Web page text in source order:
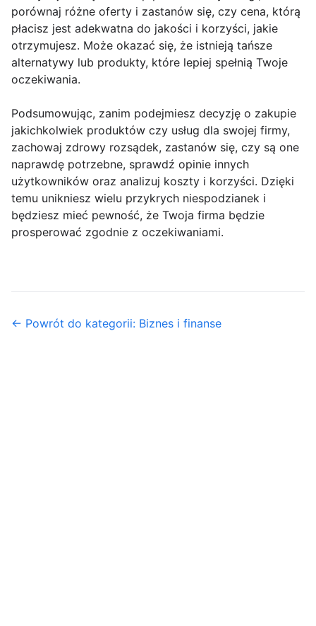
porównaj różne oferty i zastanów się, czy cena, którą
płacisz jest adekwatna do jakości i korzyści, jakie
otrzymujesz. Może okazać się, że istnieją tańsze
alternatywy lub produkty, które lepiej spełnią Twoje
oczekiwania.
Podsumowując, zanim podejmiesz decyzję o zakupie
jakichkolwiek produktów czy usług dla swojej firmy,
zachowaj zdrowy rozsądek, zastanów się, czy są one
naprawdę potrzebne, sprawdź opinie innych
użytkowników oraz analizuj koszty i korzyści. Dzięki
temu unikniesz wielu przykrych niespodzianek i
będziesz mieć pewność, że Twoja firma będzie
prosperować zgodnie z oczekiwaniami.
← Powrót do kategorii: Biznes i finanse